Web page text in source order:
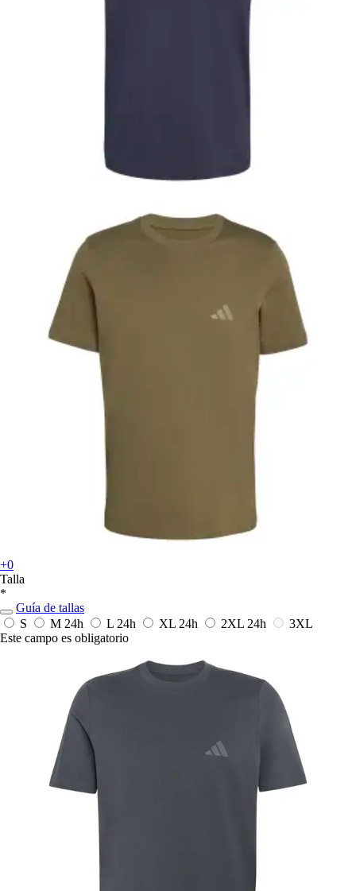
+0
Talla
*
Guía de tallas
S
M 24h L 24h XL 24h 2XL 24h
3XL
Este campo es obligatorio